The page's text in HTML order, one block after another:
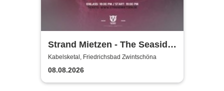
Strand Mietzen - The Seaside
Rave
Kabelsketal, Friedrichsbad Zwintschöna
08.08.2026